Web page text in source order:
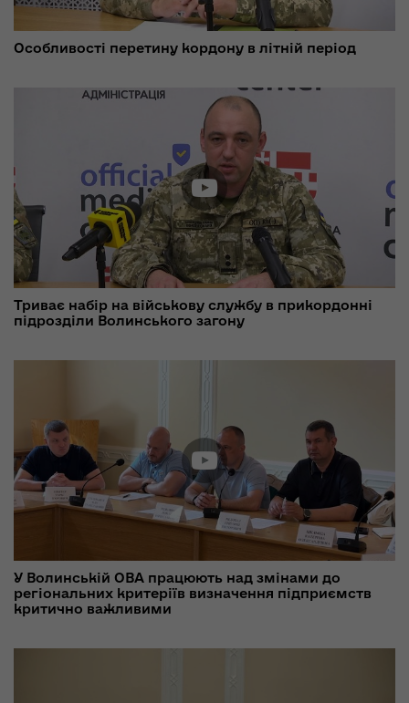
Особливості перетину кордону в літній період
Триває набір на військову службу в прикордонні
підрозділи Волинського загону
У Волинській ОВА працюють над змінами до
регіональних критеріїв визначення підприємств
критично важливими